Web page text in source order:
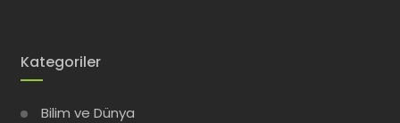
Kategoriler
Bilim ve Dünya